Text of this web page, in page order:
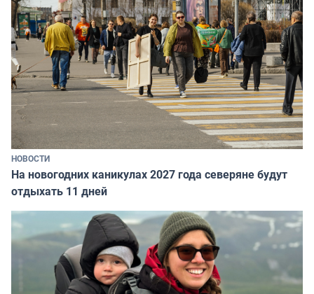
НОВОСТИ
На новогодних каникулах 2027 года северяне будут
отдыхать 11 дней